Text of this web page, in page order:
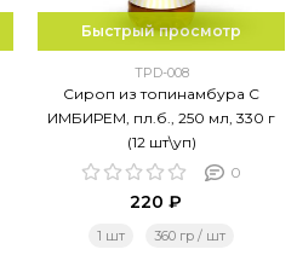
Быстрый просмотр
TPD-008
Сироп из топинамбура С
ИМБИРЕМ, пл.б., 250 мл, 330 г
(12 шт\уп)
0
220 ₽
1 шт 360 гр / шт